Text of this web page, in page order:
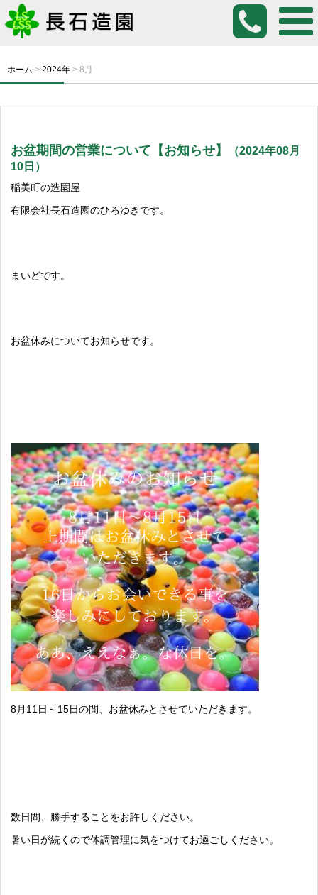
ホーム > 2024年 > 8月
お盆期間の営業について【お知らせ】
（2024年08月
10日）
稲美町の造園屋
有限会社長石造園のひろゆきです。
まいどです。
お盆休みについてお知らせです。
8月11日～15日の間、お盆休みとさせていただきます。
数日間、勝手することをお許しください。
暑い日が続くので体調管理に気をつけてお過ごしください。